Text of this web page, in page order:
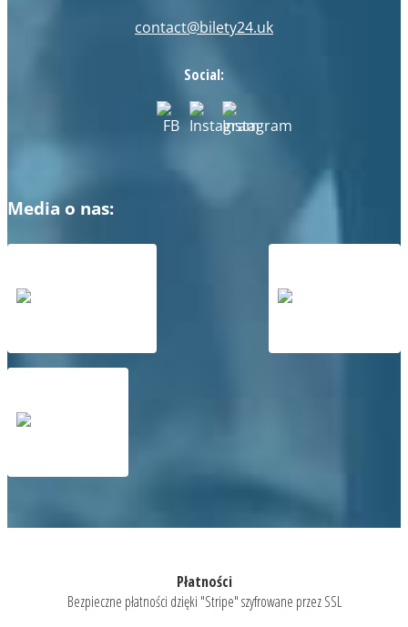
contact@bilety24.uk
Social:
Media o nas:
Płatności
Bezpieczne płatności dzięki "Stripe" szyfrowane przez SSL